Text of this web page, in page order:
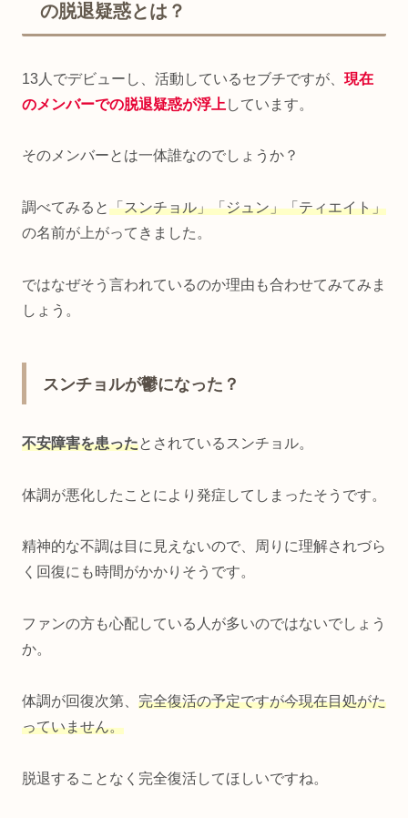
の脱退疑惑とは？
13人でデビューし、活動しているセブチですが、 現在
のメンバーでの脱退疑惑が浮上 しています。
そのメンバーとは一体誰なのでしょうか？
調べてみると「スンチョル」「ジュン」「ティエイト」
の名前が上がってきました。
ではなぜそう言われているのか理由も合わせてみてみま
しょう。
スンチョルが鬱になった？
不安障害を患ったとされているスンチョル。
体調が悪化したことにより発症してしまったそうです。
精神的な不調は目に見えないので、周りに理解されづら
く回復にも時間がかかりそうです。
ファンの方も心配している人が多いのではないでしょう
か。
体調が回復次第、 完全復活の予定ですが今現在目処がた
っていません。
脱退することなく完全復活してほしいですね。